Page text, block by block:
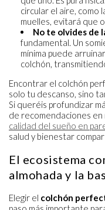
circular el aire, como
muelles, evitará que
No te olvides de
fundamental. Un
mínima puede
colchón,
Encontrar el colchón
solo tu descanso, sino
Si queréis profundizar
de recomendaciones
calidad del sueño en
salud y bienestar
El ecosistema
almohada y la
Elegir el colchón